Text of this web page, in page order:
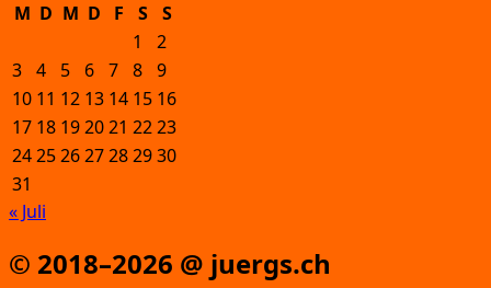
M D M D F S
S
1
2
3 4 5 6 7 8 9
10 11 12 13 14 15 16
17 18 192021 2223
24252627282930
31
« Juli
© 2018–2026 @ juergs.ch